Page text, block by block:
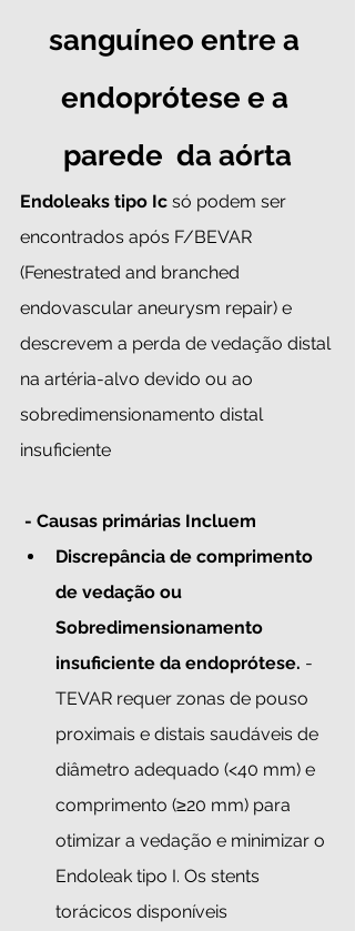
sanguíneo entre a
endoprótese e a
parede  da aórta
Endoleaks tipo Ic só podem ser
encontrados após F/BEVAR
(Fenestrated and branched
endovascular aneurysm repair) e
descrevem a perda de vedação distal
na artéria-alvo devido ou ao
sobredimensionamento distal
insuficiente
- Causas primárias Incluem
Discrepância de comprimento
de vedação ou
Sobredimensionamento
insuficiente da endoprótese. -
TEVAR requer zonas de pouso
proximais e distais saudáveis de
diâmetro adequado (<40 mm) e
comprimento (≥20 mm) para
otimizar a vedação e minimizar o
Endoleak tipo I. Os stents
torácicos disponíveis